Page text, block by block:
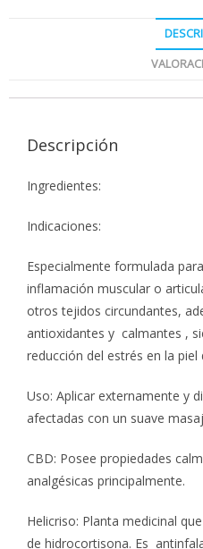
Descripción
Ingredientes:
Indicaciones:
Especialmente formulada
inflamación muscular o
otros tejidos circundantes,
antioxidantes y calmantes ,
reducción del estrés en la
Uso: Aplicar externamente y
afectadas con un suave
CBD: Posee propiedades
analgésicas principalmente.
Helicriso: Planta medicinal
de hidrocortisona. Es